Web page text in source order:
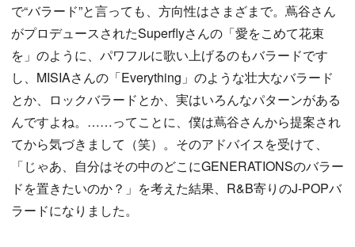
で“バラード”と言っても、方向性はさまざまで。蔦谷さん
がプロデュースされたSuperflyさんの「愛をこめて花束
を」のように、パワフルに歌い上げるのもバラードです
し、MISIAさんの「Everything」のような壮大なバラード
とか、ロックバラードとか、実はいろんなパターンがある
んですよね。……ってことに、僕は蔦谷さんから提案され
てから気づきまして（笑）。そのアドバイスを受けて、
「じゃあ、自分はその中のどこにGENERATIONSのバラー
ドを置きたいのか？」を考えた結果、R&B寄りのJ-POPバ
ラードになりました。